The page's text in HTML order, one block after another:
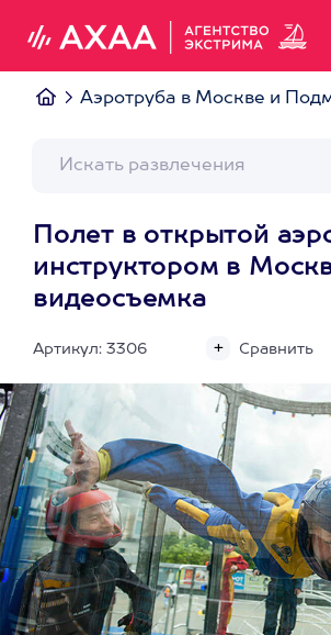
Аэротруба в Москве и
Полет в открытой
инструктором в
видеосъемка
Артикул: 3306 Сравнить